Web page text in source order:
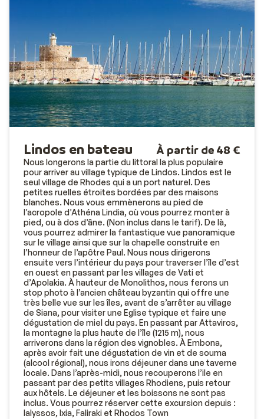
Lindos en bateau À partir de 48 €
Nous longerons la partie du littoral la plus populaire
pour arriver au village typique de Lindos. Lindos est le
seul village de Rhodes qui a un port naturel. Des
petites ruelles étroites bordées par des maisons
blanches. Nous vous emmènerons au pied de
l’acropole d’Athéna Lindia, où vous pourrez monter à
pied, ou à dos d’âne. (Non inclus dans le tarif). De là,
vous pourrez admirer la fantastique vue panoramique
sur le village ainsi que sur la chapelle construite en
l’honneur de l’apôtre Paul. Nous nous dirigerons
ensuite vers l’intérieur du pays pour traverser l’île d’est
en ouest en passant par les villages de Vati et
d’Apolakia. À hauteur de Monolithos, nous ferons un
stop photo à l’ancien château byzantin qui offre une
très belle vue sur les îles, avant de s’arrêter au village
de Siana, pour visiter une Eglise typique et faire une
dégustation de miel du pays. En passant par Attaviros,
la montagne la plus haute de l’île (1215 m), nous
arriverons dans la région des vignobles. À Embona,
après avoir fait une dégustation de vin et de souma
(alcool régional), nous irons déjeuner dans une taverne
locale. Dans l’après-midi, nous recouperons l’ile en
passant par des petits villages Rhodiens, puis retour
aux hôtels. Le déjeuner et les boissons ne sont pas
inclus. Vous pourrez réserver cette excursion depuis :
Ialyssos, Ixia, Faliraki et Rhodos Town